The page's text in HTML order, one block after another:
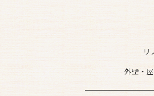
リ
外壁・